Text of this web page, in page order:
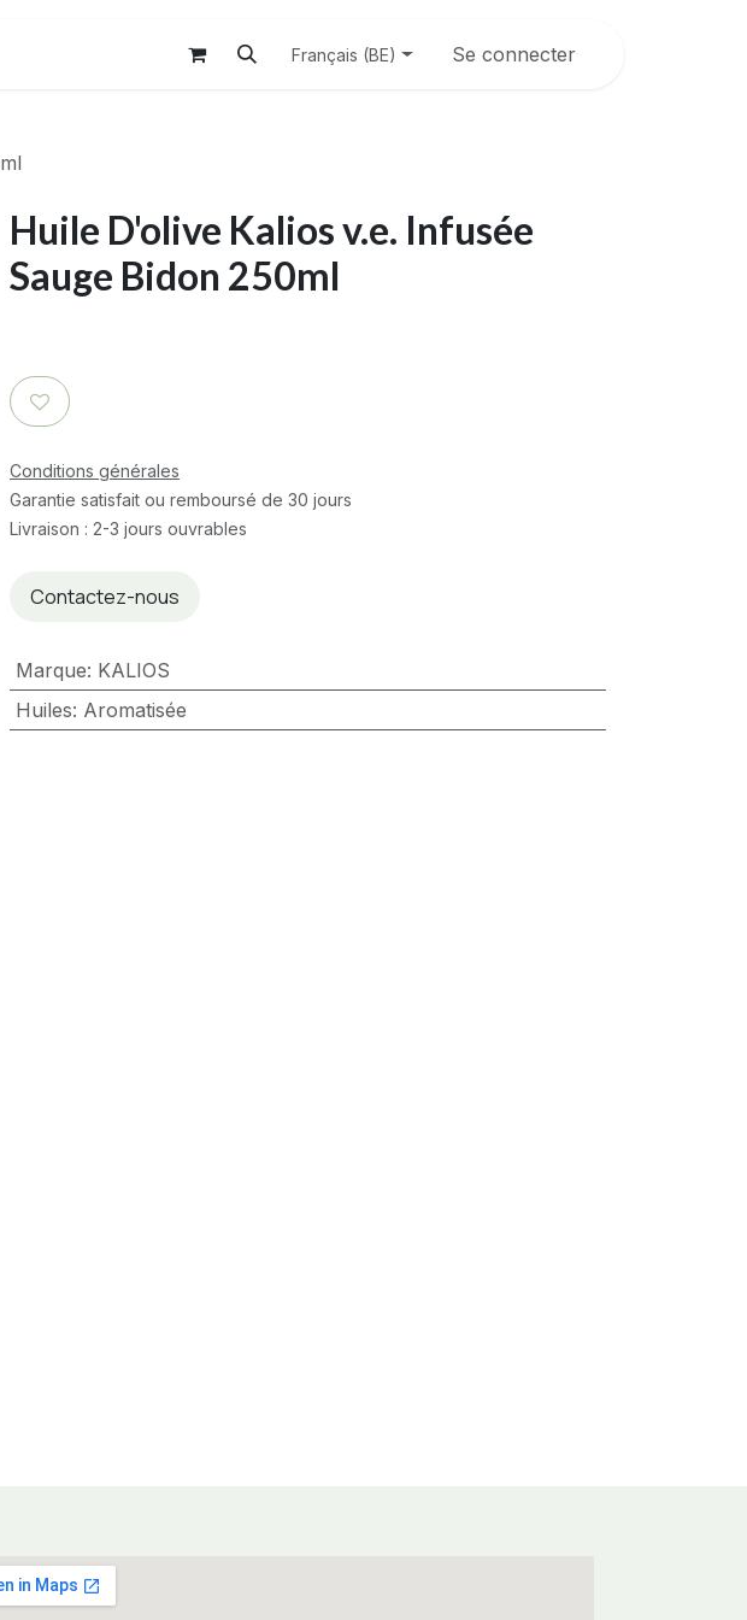
Français (BE) Se connecter
Huile D'olive Kalios v.e. Infusée
Sauge Bidon 250ml
Conditions générales
Garantie satisfait ou remboursé de 30 jours
Livraison : 2-3 jours ouvrables
Contactez-nous
Marque: KALIOS
Huiles: Aromatisée